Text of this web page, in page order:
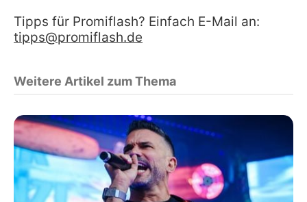
Tipps für Promiflash? Einfach E-Mail an:
tipps@promiflash.de
Weitere Artikel zum Thema